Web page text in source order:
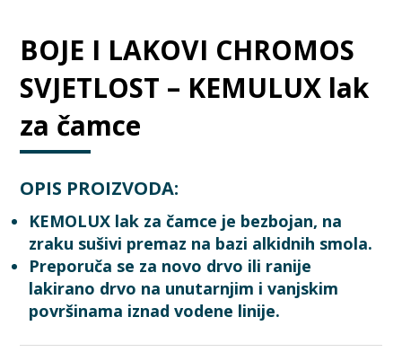
BOJE I LAKOVI CHROMOS
SVJETLOST – KEMULUX lak
za čamce
OPIS PROIZVODA:
KEMOLUX lak za čamce je bezbojan, na
zraku sušivi premaz na bazi alkidnih smola.
Preporuča se za novo drvo ili ranije
lakirano drvo na unutarnjim i vanjskim
površinama iznad vodene linije.